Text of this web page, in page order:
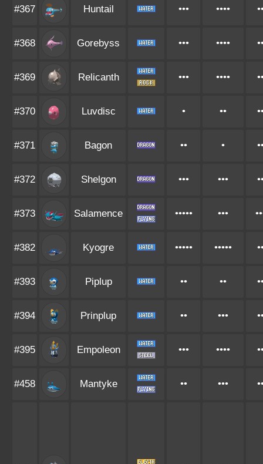
#367 Huntail ••• ••••
#368 Gorebyss ••• ••••
#369 Relicanth ••• ••••
#370 Luvdisc • ••
#371 Bagon •• •
#372 Shelgon ••• •••
#373 Salamence ••••• •••
#382 Kyogre ••••• •••••
#393 Piplup •• ••
#394 Prinplup •• •••
#395 Empoleon ••• ••••
#458 Mantyke •• •••